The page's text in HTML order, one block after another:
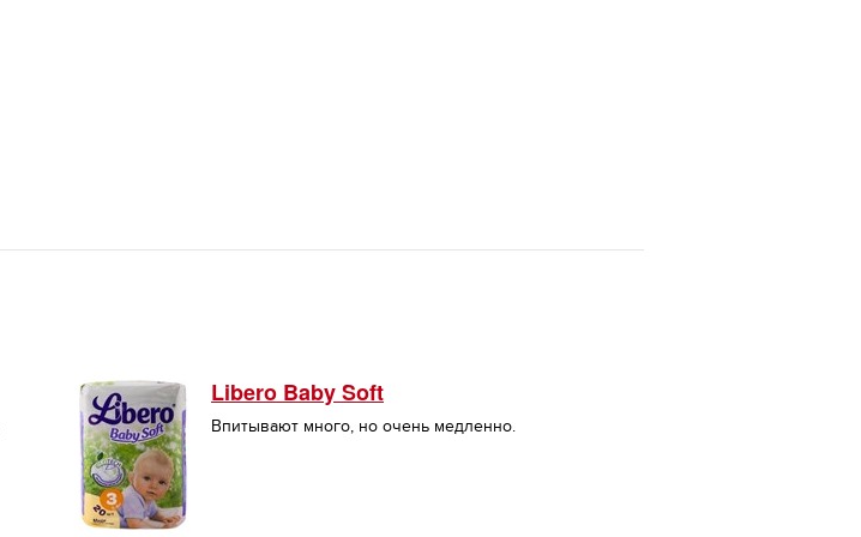
Libero Baby Soft
Впитывают много, но очень медленно.